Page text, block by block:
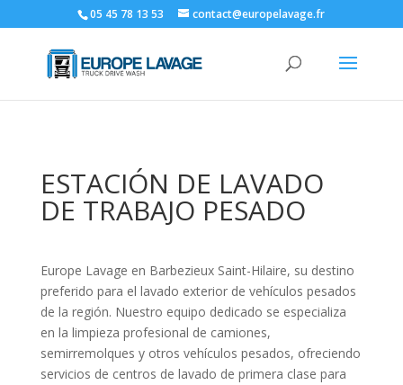
05 45 78 13 53 contact@europelavage.fr
ESTACIÓN DE LAVADO
DE TRABAJO PESADO
Europe Lavage en Barbezieux Saint-Hilaire, su destino
preferido para el lavado exterior de vehículos pesados ​​
de la región. Nuestro equipo dedicado se especializa
en la limpieza profesional de camiones,
semirremolques y otros vehículos pesados, ofreciendo
servicios de centros de lavado de primera clase para